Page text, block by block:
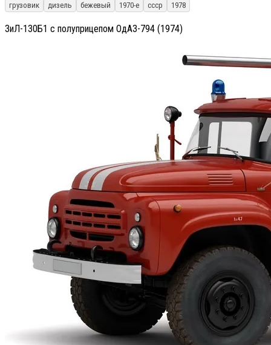
грузовик дизель бежевый 1970-е ссср 1978
ЗиЛ-130Б1 с полуприцепом ОдАЗ-794 (1974)